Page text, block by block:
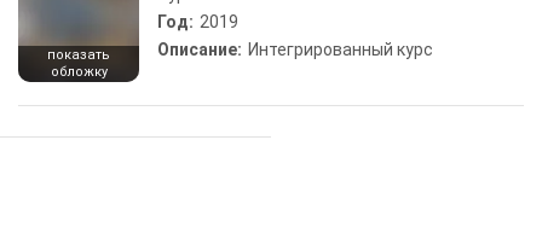
показать
обложку
Год: 2019
Описание: Интегрированный курс